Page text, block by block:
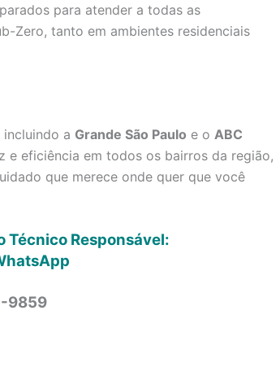
para atender a todas as
Zero, tanto em ambientes residenciais
incluindo a Grande São Paulo e o ABC
e eficiência em todos os bairros da região,
que merece onde quer que você
Técnico Responsável:
9859